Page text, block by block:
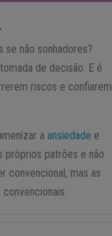
não sonhadores?
de decisão. E é
riscos e confiarem
aansiedade e
próprios patrões e não
convencional, mas as